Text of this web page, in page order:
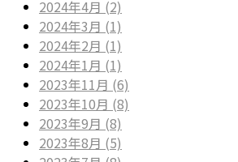
2024年4月 (2)
2024年3月 (1)
2024年2月 (1)
2024年1月 (1)
2023年11月 (6)
2023年10月 (8)
2023年9月 (8)
2023年8月 (5)